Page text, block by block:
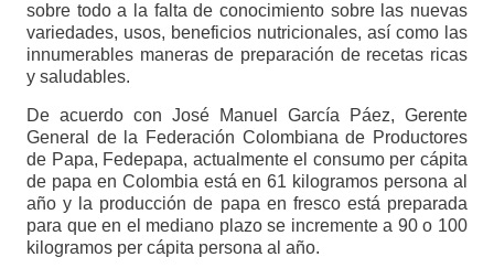
sobre todo a la falta de conocimiento sobre las nuevas
variedades, usos, beneficios nutricionales, así como las
innumerables maneras de preparación de recetas ricas
y saludables.
De acuerdo con José Manuel García Páez, Gerente
General de la Federación Colombiana de Productores
de Papa, Fedepapa, actualmente el consumo per cápita
de papa en Colombia está en 61 kilogramos persona al
año y la producción de papa en fresco está preparada
para que en el mediano plazo se incremente a 90 o 100
kilogramos per cápita persona al año.